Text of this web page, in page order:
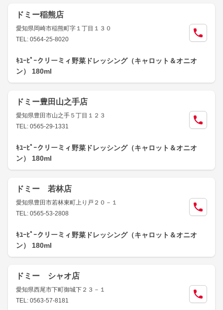
ドミー稲熊店
愛知県岡崎市稲熊町字１丁目１３０
TEL: 0564-25-8020
ｷﾕｰﾋﾟｰクリーミィ野菜ドレッシング（キャロット＆オニオ
ン） 180ml
ドミー豊田山之手店
愛知県豊田市山之手５丁目１２３
TEL: 0565-29-1331
ｷﾕｰﾋﾟｰクリーミィ野菜ドレッシング（キャロット＆オニオ
ン） 180ml
ドミー 若林店
愛知県豊田市若林東町上り戸２０－１
TEL: 0565-53-2808
ｷﾕｰﾋﾟｰクリーミィ野菜ドレッシング（キャロット＆オニオ
ン） 180ml
ドミー シャオ店
愛知県西尾市下町御城下２３－１
TEL: 0563-57-8181